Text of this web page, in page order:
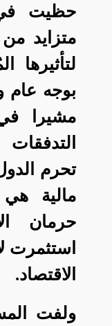
حظيت في
متزايد
لتأثيرها
بوجه عام
مشيرا
تحرم
مالية هي
حرمان
استثمرت
الاقتصاد.
ولفت